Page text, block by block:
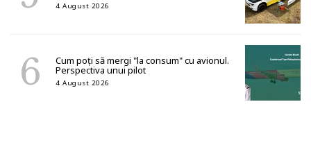
4 August 2026
Cum poți să mergi "la consum" cu avionul.
Perspectiva unui pilot
4 August 2026